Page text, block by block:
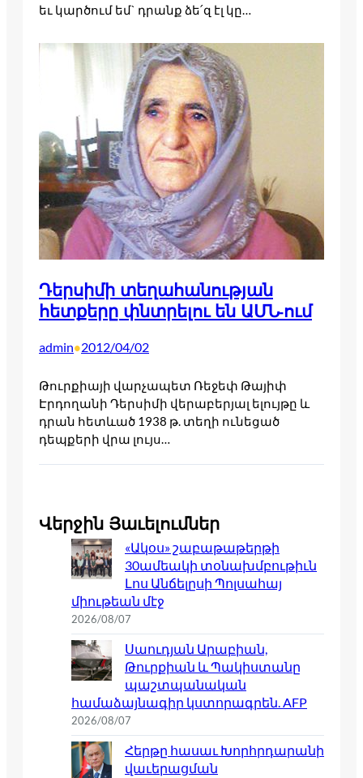
եւ կարծում եմ` դրանք ձե՛զ էլ կը…
Դերսիմի տեղահանության
հետքերը փնտրելու են ԱՄՆ-ում
admin•2012/04/02
Թուրքիայի վարչապետ Ռեջեփ Թայիփ
Էրդողանի Դերսիմի վերաբերյալ ելույթը և
դրան հետևած 1938 թ. տեղի ունեցած
դեպքերի վրա լույս…
Վերջին Յաւելումներ
«Ակօս» շաբաթաթերթի
30ամեակի տօնախմբութիւն
Լոս Անճելըսի Պոլսահայ
միութեան մէջ
2026/08/07
Սաուդյան Արաբիան,
Թուրքիան և Պակիստանը
պաշտպանական
համաձայնագիր կստորագրեն. AFP
2026/08/07
Հերթը հասաւ Խորհրդարանի
վաւերացման